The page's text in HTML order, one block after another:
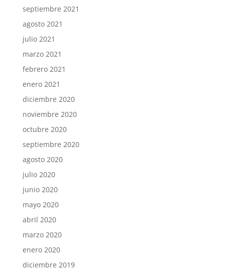
septiembre 2021
agosto 2021
julio 2021
marzo 2021
febrero 2021
enero 2021
diciembre 2020
noviembre 2020
octubre 2020
septiembre 2020
agosto 2020
julio 2020
junio 2020
mayo 2020
abril 2020
marzo 2020
enero 2020
diciembre 2019